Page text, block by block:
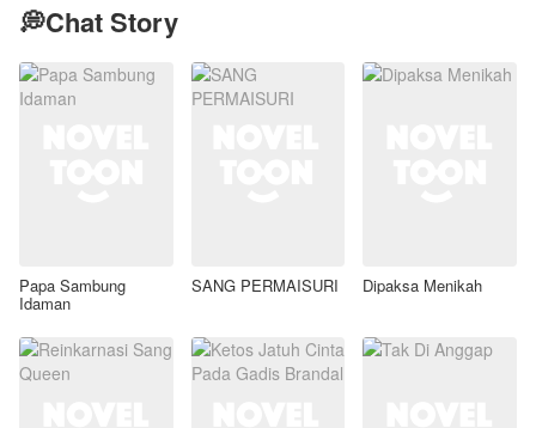
💭Chat Story
Papa Sambung
Idaman
SANG PERMAISURI Dipaksa Menikah